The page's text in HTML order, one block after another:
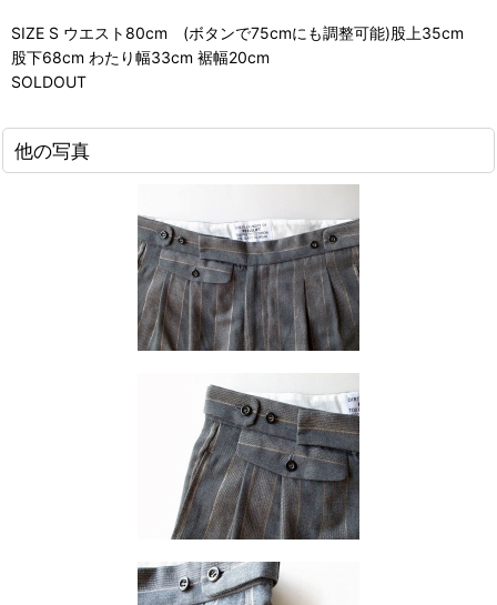
SIZE S ウエスト80cm (ボタンで75cmにも調整可能)股上35cm
股下68cm わたり幅33cm 裾幅20cm
SOLDOUT
他の写真